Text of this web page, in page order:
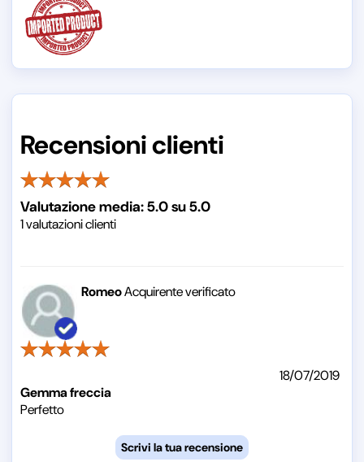
Recensioni clienti
Valutazione media:5.0su5.0
1valutazioni clienti
RomeoAcquirente verificato
18/07/2019
Gemma freccia
Perfetto